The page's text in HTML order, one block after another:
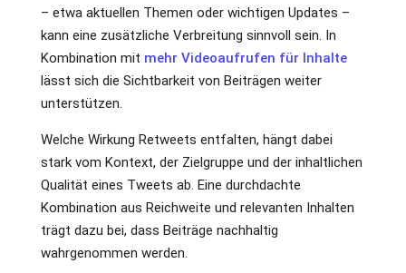
– etwa aktuellen Themen oder wichtigen Updates –
kann eine zusätzliche Verbreitung sinnvoll sein. In
Kombination mit mehr Videoaufrufen für Inhalte
lässt sich die Sichtbarkeit von Beiträgen weiter
unterstützen.
Welche Wirkung Retweets entfalten, hängt dabei
stark vom Kontext, der Zielgruppe und der inhaltlichen
Qualität eines Tweets ab. Eine durchdachte
Kombination aus Reichweite und relevanten Inhalten
trägt dazu bei, dass Beiträge nachhaltig
wahrgenommen werden.